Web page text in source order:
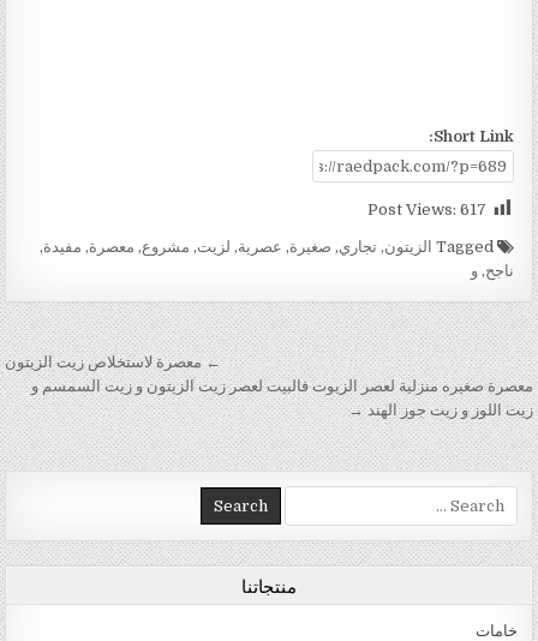
Short Link:
Post Views: 617
Tagged الزيتون,تجاري, صغيرة, عصرية, لزيت, مشروع, معصرة, مفيدة,
ناجح,و
تصفّح المقالات
← معصرة لاستخلاص زيت الزيتون
معصرة صغيره منزلية لعصر الزيوت فالبيت لعصر زيت الزيتون و زيت السمسم و
زيت اللوز و زيت جوز الهند →
Search for:
منتجاتنا
خامات